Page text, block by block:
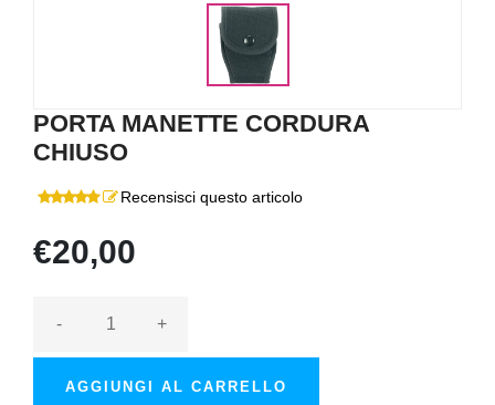
PORTA MANETTE CORDURA
CHIUSO
Recensisci questo articolo
€20,00
- +
AGGIUNGI AL CARRELLO